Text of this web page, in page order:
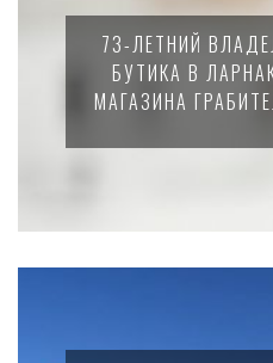
73-ЛЕТНИЙ
БУТИКА В
МАГАЗИНА